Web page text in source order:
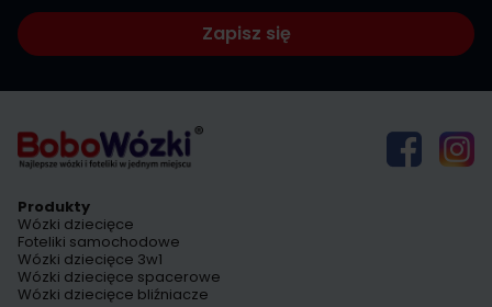
Zapisz się
Produkty
Wózki dziecięce
Foteliki samochodowe
Wózki dziecięce 3w1
Wózki dziecięce spacerowe
Wózki dziecięce bliźniacze